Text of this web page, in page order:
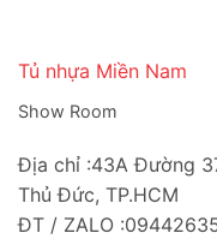
Tủ nhựa Miền Nam
Show Room
Địa chỉ :43A Đường
Thủ Đức, TP.HCM
ĐT / ZALO